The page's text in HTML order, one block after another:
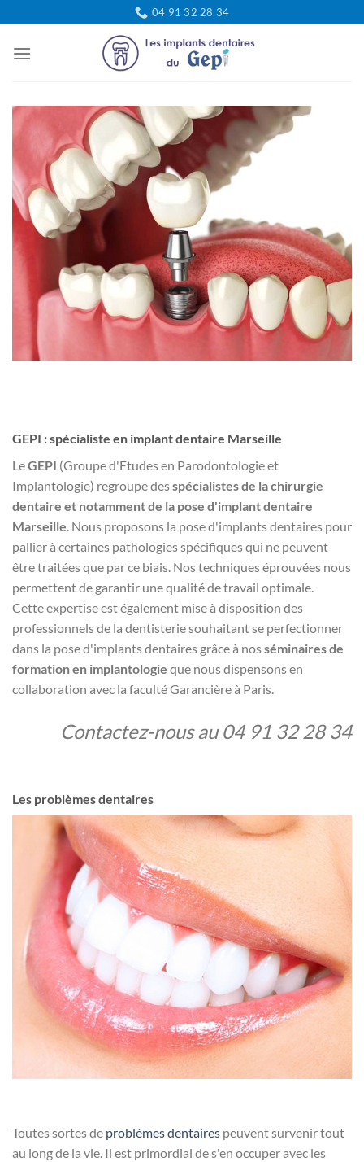
contenu
04 91 32 28 34
GEPI : spécialiste en implant dentaire Marseille
LeGEPI (Groupe d'Etudes en Parodontologie et
Implantologie) regroupe desspécialistes de la chirurgie
dentaire et notamment de la pose d'implantdentaire
Marseille. Nous proposons la pose d'implants dentaires pour
pallier à certaines pathologies spécifiques qui ne peuvent
être traitées que par ce biais. Nos techniques éprouvées nous
permettent de garantir une qualité de travail optimale.
Cette expertise est également mise à disposition des
professionnels de la dentisterie souhaitant se perfectionner
dans la pose d'implants dentaires grâce à nosséminaires de
formation en implantologie que nous dispensons en
collaboration avec la faculté Garancière à Paris.
Contactez-nous au04 91 32 28 34
Les problèmes dentaires
Toutes sortes de problèmes dentaires peuvent survenir tout
au long de la vie. Il est primordial de s'en occuper avec les